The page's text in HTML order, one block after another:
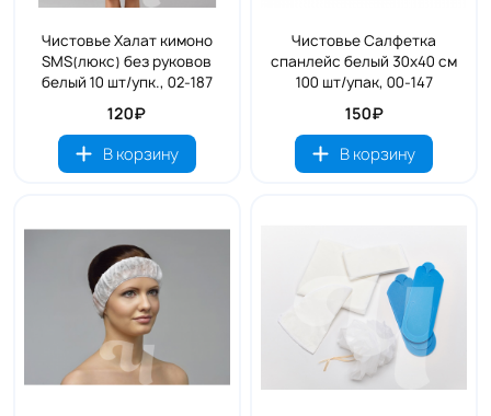
Чистовье Халат кимоно
SMS(люкс) без руковов
белый 10 шт/упк., 02-187
120₽
В корзину
Чистовье Салфетка
спанлейс белый 30х40 см
100 шт/упак, 00-147
150₽
В корзину